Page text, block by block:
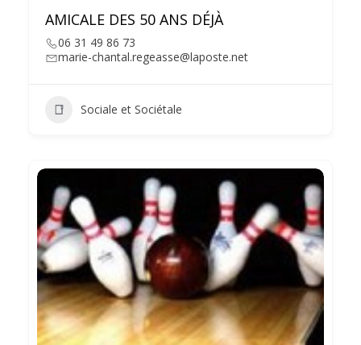
AMICALE DES 50 ANS DÉJÀ
06 31 49 86 73
marie-chantal.regeasse@laposte.net
Sociale et Sociétale